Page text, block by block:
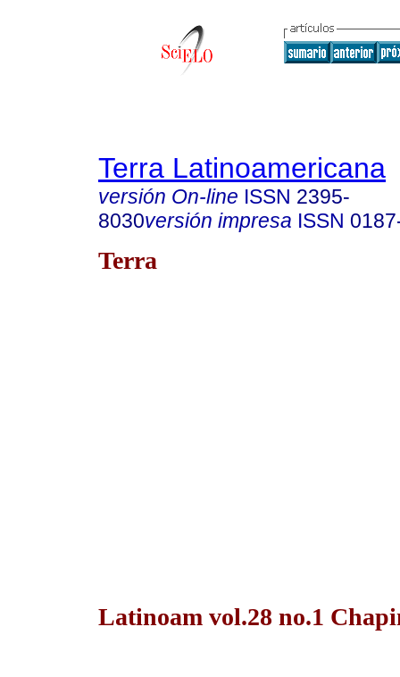
Terra Latinoamericana
versión On-line ISSN 2395-
8030versión impresa ISSN
Terra
Latinoam vol.28 no.1